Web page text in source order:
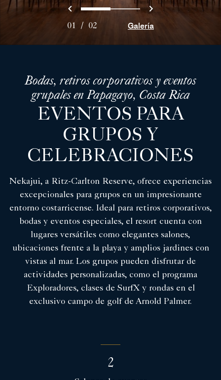
Anterior
0 1 Siguiente
01 / 02 Galería
Bodas, retiros corporativos y eventos
grupales en Papagayo, Costa Rica
EVENTOS PARA
GRUPOS Y
CELEBRACIONES
Nekajui, a Ritz-Carlton Reserve, ofrece experiencias
excepcionales para grupos en un impresionante
entorno costarricense. Ideal para retiros corporativos,
bodas y eventos especiales, el resort cuenta con
lugares versátiles como elegantes salones,
ubicaciones frente a la playa y amplios jardines con
vistas al mar. Los grupos pueden disfrutar de
actividades personalizadas, como el programa
Exploradores, clases de SurfX y rondas en el
exclusivo campo de golf de Arnold Palmer.
2